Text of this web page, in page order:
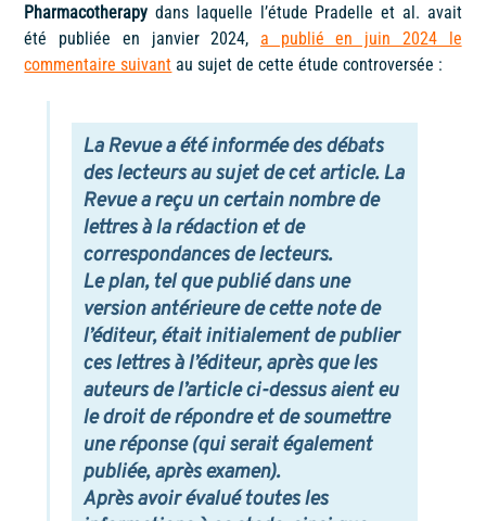
Pharmacotherapy dans laquelle l’étude Pradelle et al. avait
été publiée en janvier 2024, a publié en juin 2024 le
commentaire suivant au sujet de cette étude controversée :
La Revue a été informée des débats
des lecteurs au sujet de cet article. La
Revue a reçu un certain nombre de
lettres à la rédaction et de
correspondances de lecteurs.
Le plan, tel que publié dans une
version antérieure de cette note de
l’éditeur, était initialement de publier
ces lettres à l’éditeur, après que les
auteurs de l’article ci-dessus aient eu
le droit de répondre et de soumettre
une réponse (qui serait également
publiée, après examen).
Après avoir évalué toutes les